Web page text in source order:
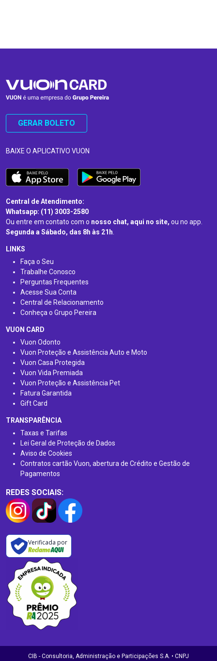
GERAR BOLETO
BAIXE O APLICATIVO VUON
Central de Atendimento:
Whatsapp: (11) 3003-2580
Ou entre em contato com o nosso chat, aqui no site, ou no app.
Segunda a Sábado, das 8h às 21h.
LINKS
Faça o Seu
Trabalhe Conosco
Perguntas Frequentes
Acesse Sua Conta
Central de Relacionamento
Conheça o Grupo Pereira
VUON CARD
Vuon Odonto
Vuon Proteção e Assistência Auto e Moto
Vuon Casa Protegida
Vuon Vida Premiada
Vuon Proteção e Assistência Pet
Fatura Garantida
Gift Card
TRANSPARÊNCIA
Taxas e Tarifas
Lei Geral de Proteção de Dados
Aviso de Cookies
Contratos cartão Vuon, abertura de Crédito e Gestão de
Pagamentos
REDES SOCIAIS:
Verificada por
CIB - Consultoria, Administração e Participações S.A. • CNPJ